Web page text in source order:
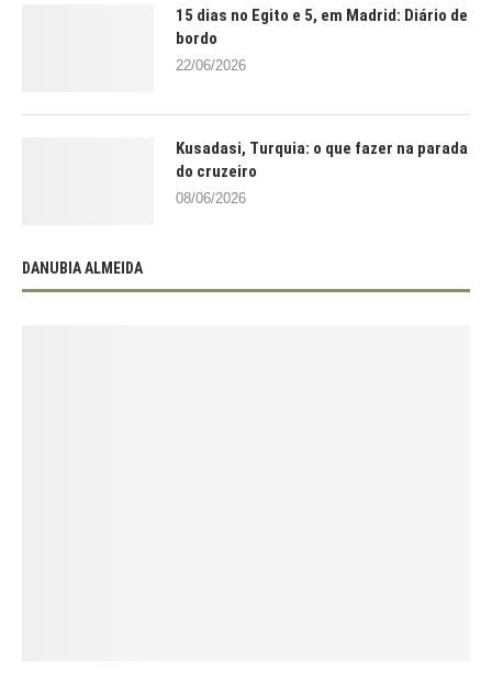
15 dias no Egito e 5, em Madrid: Diário de
bordo
22/06/2026
Kusadasi, Turquia: o que fazer na parada
do cruzeiro
08/06/2026
DANUBIA ALMEIDA